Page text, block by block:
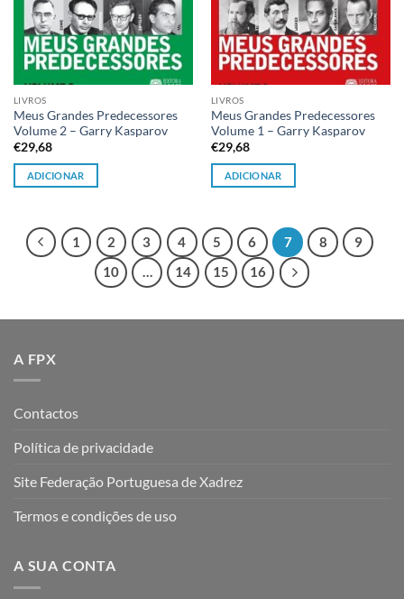
LIVROS
Meus Grandes Predecessores
Volume 2 – Garry Kasparov
€29,68
ADICIONAR
LIVROS
Meus Grandes Predecessores
Volume 1 – Garry Kasparov
€29,68
ADICIONAR
1 2 3 4 5 6 7 8
9
10
… 14 15 16
A FPX
Contactos
Política de privacidade
Site Federação Portuguesa de Xadrez
Termos e condições de uso
A SUA CONTA